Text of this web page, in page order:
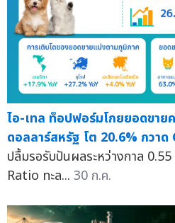
ไอ-เทล ท็อปฟอร์มโกยยอดขาย
ดอลลาร์สหรัฐ โต 20.6% กวาด
ปลื้มรอรับปันผลระหว่างกาล
Ratio ทะล... 30 ก.ค.